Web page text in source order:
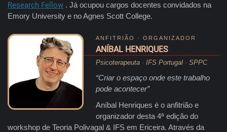
Research Fellow . Já ocupou cargos docentes convidados na
Emory University e no Agnes Scott College.
ANFITRIÃO · ORGANIZADOR
ANÍBAL HENRIQUES
Psicoterapeuta · IFS Portugal · SPPC
“Criar o espaço onde este trabalho
pode acontecer”
Aníbal Henriques é o anfitrião e
organizador desta 4ª edição do
workshop de Teoria Polivagal & IFS em Ericeira. Através da